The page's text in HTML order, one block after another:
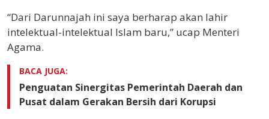
“Dari Darunnajah ini saya berharap akan lahir
intelektual-intelektual Islam baru,” ucap Menteri
Agama.
BACA JUGA:
Penguatan Sinergitas Pemerintah Daerah dan
Pusat dalam Gerakan Bersih dari Korupsi